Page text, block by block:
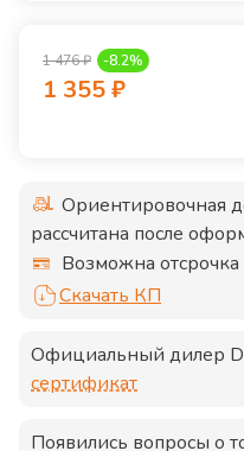
1 476₽ -8.2%
1 355₽
Ориентировочная
рассчитана после
Возможна отсрочка
Скачать КП
Официальный дилер
сертификат
Появились вопросы о